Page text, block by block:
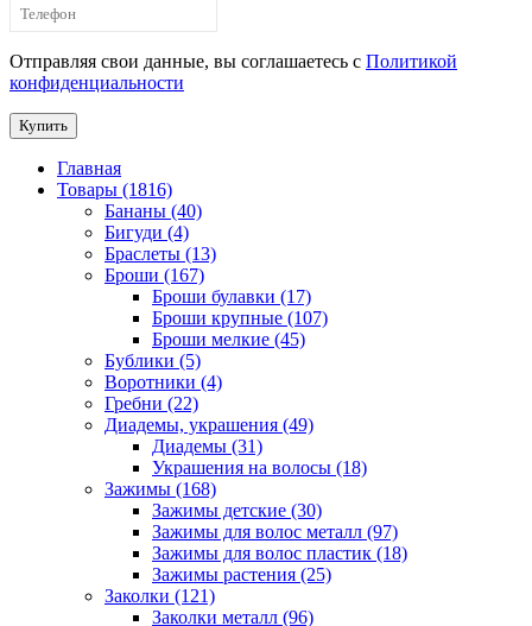
Отправляя свои данные, вы соглашаетесь с Политикой
конфиденциальности
Купить
Главная
Товары (1816)
Бананы (40)
Бигуди (4)
Браслеты (13)
Броши (167)
Броши булавки (17)
Броши крупные (107)
Броши мелкие (45)
Бублики (5)
Воротники (4)
Гребни (22)
Диадемы, украшения (49)
Диадемы (31)
Украшения на волосы (18)
Зажимы (168)
Зажимы детские (30)
Зажимы для волос металл (97)
Зажимы для волос пластик (18)
Зажимы растения (25)
Заколки (121)
Заколки металл (96)